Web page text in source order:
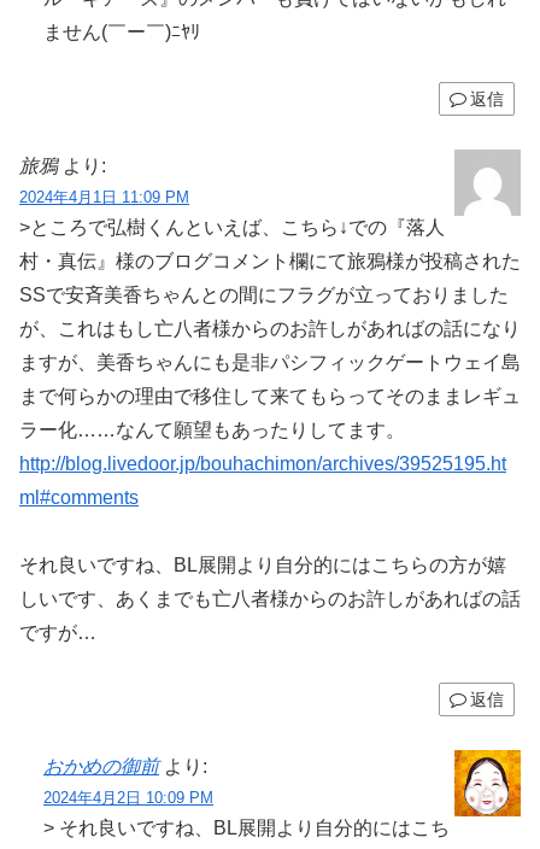
ません(￣ー￣)ﾆﾔﾘ
返信
旅鴉 より:
2024年4月1日 11:09 PM
>ところで弘樹くんといえば、こちら↓での『落人
村・真伝』様のブログコメント欄にて旅鴉様が投稿された
SSで安斉美香ちゃんとの間にフラグが立っておりました
が、これはもし亡八者様からのお許しがあればの話になり
ますが、美香ちゃんにも是非パシフィックゲートウェイ島
まで何らかの理由で移住して来てもらってそのままレギュ
ラー化……なんて願望もあったりしてます。
http://blog.livedoor.jp/bouhachimon/archives/39525195.ht
ml#comments
それ良いですね、BL展開より自分的にはこちらの方が嬉
しいです、あくまでも亡八者様からのお許しがあればの話
ですが…
返信
おかめの御前 より:
2024年4月2日 10:09 PM
> それ良いですね、BL展開より自分的にはこち